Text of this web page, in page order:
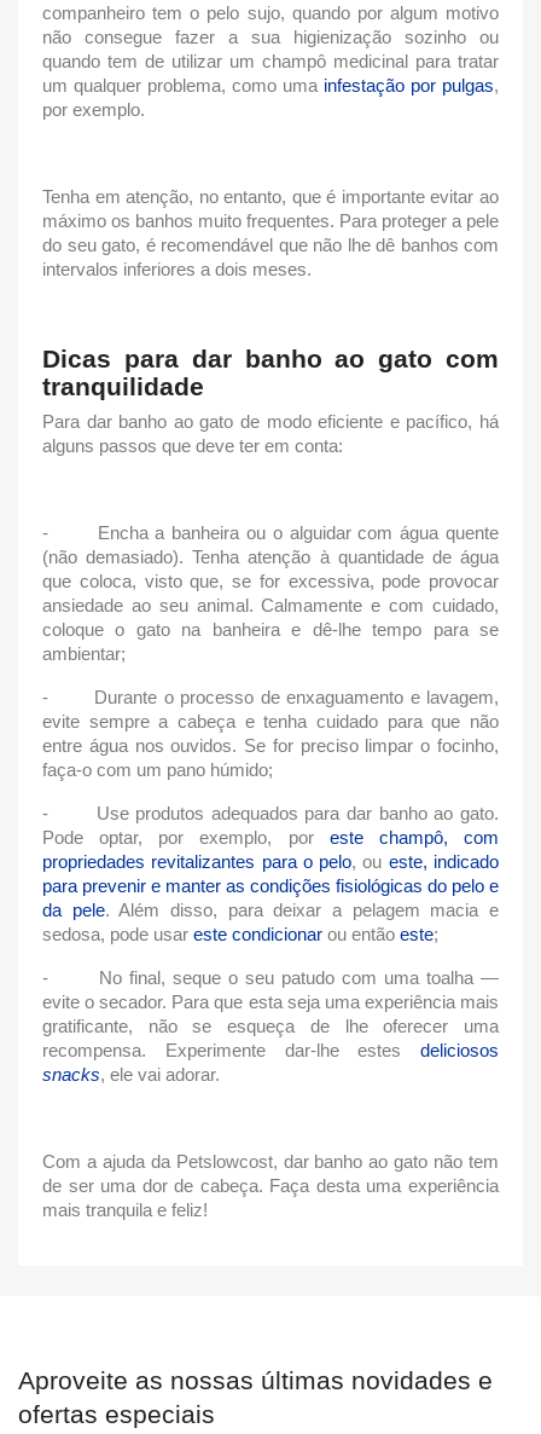
companheiro tem o pelo sujo, quando por algum motivo
não consegue fazer a sua higienização sozinho ou
quando tem de utilizar um champô medicinal para tratar
um qualquer problema, como uma infestação por pulgas,
por exemplo.
Tenha em atenção, no entanto, que é importante evitar ao
máximo os banhos muito frequentes. Para proteger a pele
do seu gato, é recomendável que não lhe dê banhos com
intervalos inferiores a dois meses.
Dicas para dar banho ao gato com
tranquilidade
Para dar banho ao gato de modo eficiente e pacífico, há
alguns passos que deve ter em conta:
-
Encha a banheira ou o alguidar com água quente
(não demasiado). Tenha atenção à quantidade de água
que coloca, visto que, se for excessiva, pode provocar
ansiedade ao seu animal. Calmamente e com cuidado,
coloque o gato na banheira e dê-lhe tempo para se
ambientar;
-
Durante o processo de enxaguamento e lavagem,
evite sempre a cabeça e tenha cuidado para que não
entre água nos ouvidos. Se for preciso limpar o focinho,
faça-o com um pano húmido;
- Use produtos adequados paradar banho ao gato.
Pode optar, por exemplo, por este champô, com
propriedades revitalizantes para o pelo, ou este, indicado
para prevenir e manter as condições fisiológicas do pelo e
da pele. Além disso, para deixar a pelagem macia e
sedosa, pode usar este condicionar ou então este;
-
No final, seque o seu patudo com uma toalha —
evite o secador. Para que esta seja uma experiência mais
gratificante, não se esqueça de lhe oferecer uma
recompensa. Experimente dar-lhe estes deliciosos
snacks, ele vai adorar.
Com a ajuda da Petslowcost, dar banho ao gato não tem
de ser uma dor de cabeça. Faça desta uma experiência
mais tranquila e feliz!
Aproveite as nossas últimas novidades e
ofertas especiais